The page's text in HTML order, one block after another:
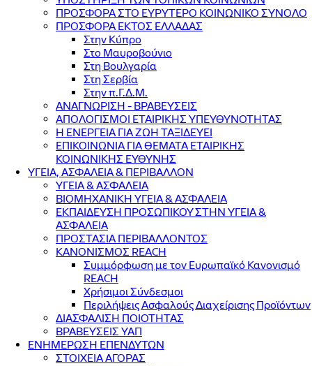
ΠΡΟΣΦΟΡΑ ΣΤΟ ΕΥΡΥΤΕΡΟ ΚΟΙΝΩΝΙΚΟ ΣΥΝΟΛΟ
ΠΡΟΣΦΟΡΑ ΕΚΤΟΣ ΕΛΛΑΔΑΣ
Στην Κύπρο
Στο Μαυροβούνιο
Στη Βουλγαρία
Στη Σερβία
Στην π.Γ.Δ.Μ.
ΑΝΑΓΝΩΡΙΣΗ - ΒΡΑΒΕΥΣΕΙΣ
ΑΠΟΛΟΓΙΣΜΟΙ ΕΤΑΙΡΙΚΗΣ ΥΠΕΥΘΥΝΟΤΗΤΑΣ
Η ΕΝΕΡΓΕΙΑ ΓΙΑ ΖΩΗ ΤΑΞΙΔΕΥΕΙ
ΕΠΙΚΟΙΝΩΝΙΑ ΓΙΑ ΘΕΜΑΤΑ ΕΤΑΙΡΙΚΗΣ
ΚΟΙΝΩΝΙΚΗΣ ΕΥΘΥΝΗΣ
ΥΓΕΙΑ, ΑΣΦΑΛΕΙΑ & ΠΕΡΙΒΑΛΛΟΝ
ΥΓΕΙΑ & ΑΣΦΑΛΕΙΑ
ΒΙΟΜΗΧΑΝΙΚΗ ΥΓΕΙΑ & ΑΣΦΑΛΕΙΑ
ΕΚΠΑΙΔΕΥΣΗ ΠΡΟΣΩΠΙΚΟΥ ΣΤΗΝ ΥΓΕΙΑ &
ΑΣΦΑΛΕΙΑ
ΠΡΟΣΤΑΣΙΑ ΠΕΡΙΒΑΛΛΟΝΤΟΣ
ΚΑΝΟΝΙΣΜΟΣ REACH
Συμμόρφωση με τον Ευρωπαϊκό Κανονισμό
REACH
Χρήσιμοι Σύνδεσμοι
Περιλήψεις Ασφαλούς Διαχείρισης Προϊόντων
ΔΙΑΣΦΑΛΙΣΗ ΠΟΙΟΤΗΤΑΣ
ΒΡΑΒΕΥΣΕΙΣ ΥΑΠ
ΕΝΗΜΕΡΩΣΗ ΕΠΕΝΔΥΤΩΝ
ΣΤΟΙΧΕΙΑ ΑΓΟΡΑΣ